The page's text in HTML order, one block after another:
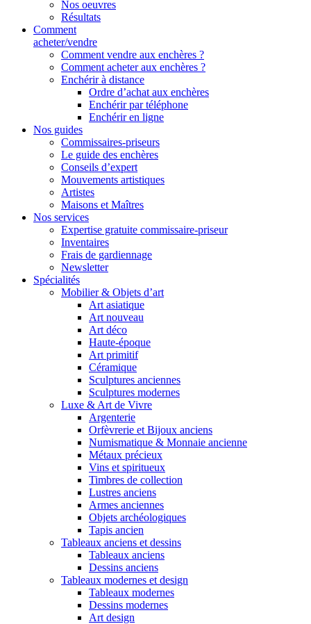
Nos oeuvres
Résultats
Comment
acheter/vendre
Comment vendre aux enchères ?
Comment acheter aux enchères ?
Enchérir à distance
Ordre d’achat aux enchères
Enchérir par téléphone
Enchérir en ligne
Nos guides
Commissaires-priseurs
Le guide des enchères
Conseils d’expert
Mouvements artistiques
Artistes
Maisons et Maîtres
Nos services
Expertise gratuite commissaire-priseur
Inventaires
Frais de gardiennage
Newsletter
Spécialités
Mobilier & Objets d’art
Art asiatique
Art nouveau
Art déco
Haute-époque
Art primitif
Céramique
Sculptures anciennes
Sculptures modernes
Luxe & Art de Vivre
Argenterie
Orfèvrerie et Bijoux anciens
Numismatique & Monnaie ancienne
Métaux précieux
Vins et spiritueux
Timbres de collection
Lustres anciens
Armes anciennes
Objets archéologiques
Tapis ancien
Tableaux anciens et dessins
Tableaux anciens
Dessins anciens
Tableaux modernes et design
Tableaux modernes
Dessins modernes
Art design